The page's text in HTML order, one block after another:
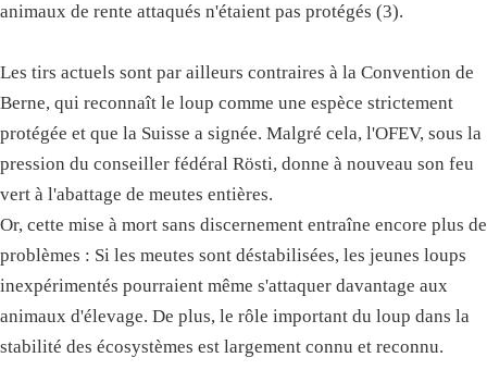
animaux de rente attaqués n'étaient pas protégés (3).
Les tirs actuels sont par ailleurs contraires à la Convention de
Berne, qui reconnaît le loup comme une espèce strictement
protégée et que la Suisse a signée. Malgré cela, l'OFEV, sous la
pression du conseiller fédéral Rösti, donne à nouveau son feu
vert à l'abattage de meutes entières.
Or, cette mise à mort sans discernement entraîne encore plus de
problèmes : Si les meutes sont déstabilisées, les jeunes loups
inexpérimentés pourraient même s'attaquer davantage aux
animaux d'élevage. De plus, le rôle important du loup dans la
stabilité des écosystèmes est largement connu et reconnu.